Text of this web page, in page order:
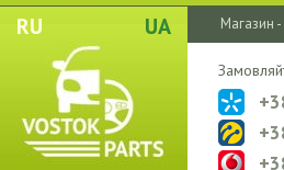
RU UA Магазин